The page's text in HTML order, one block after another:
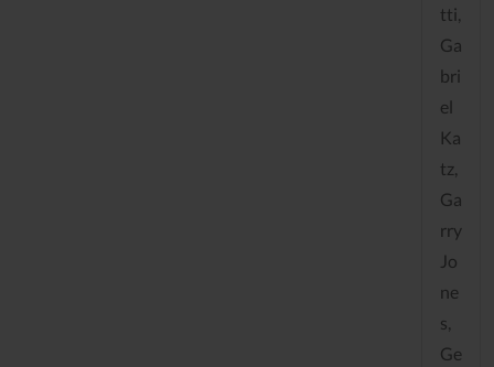
tti,
Ga
bri
el
Ka
tz,
Ga
rry
Jo
ne
s,
Ge